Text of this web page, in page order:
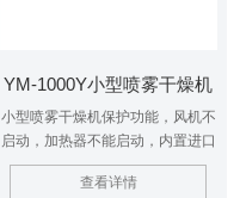
YM-1000Y小型喷雾干燥机
小型喷雾干燥机保护功能，风机不
启动，加热器不能启动，内置进口
全无油空压机，噪音小于50db，
配备进风口过滤器，以确保样品纯
查看详情